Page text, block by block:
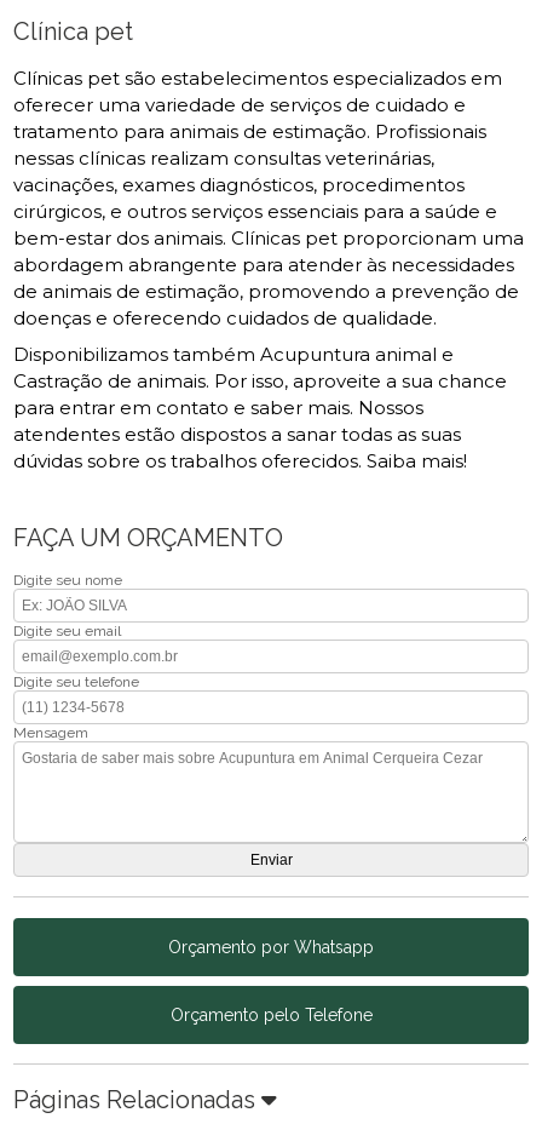
Clínica pet
Clínicas pet são estabelecimentos especializados em
oferecer uma variedade de serviços de cuidado e
tratamento para animais de estimação. Profissionais
nessas clínicas realizam consultas veterinárias,
vacinações, exames diagnósticos, procedimentos
cirúrgicos, e outros serviços essenciais para a saúde e
bem-estar dos animais. Clínicas pet proporcionam uma
abordagem abrangente para atender às necessidades
de animais de estimação, promovendo a prevenção de
doenças e oferecendo cuidados de qualidade.
Disponibilizamos também Acupuntura animal e
Castração de animais. Por isso, aproveite a sua chance
para entrar em contato e saber mais. Nossos
atendentes estão dispostos a sanar todas as suas
dúvidas sobre os trabalhos oferecidos. Saiba mais!
FAÇA UM ORÇAMENTO
Digite seu nome
Digite seu email
Digite seu telefone
Mensagem
Orçamento por Whatsapp
Orçamento pelo Telefone
Páginas Relacionadas